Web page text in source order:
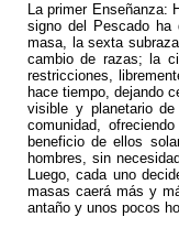
La primer Enseñanza:
signo del Pescado ha
masa, la sexta
cambio de razas; la
restricciones,
hace tiempo, dejando
visible y planetario
comunidad,
beneficio de ellos
hombres, sin
Luego, cada uno
masas caerá más y
antaño y unos pocos